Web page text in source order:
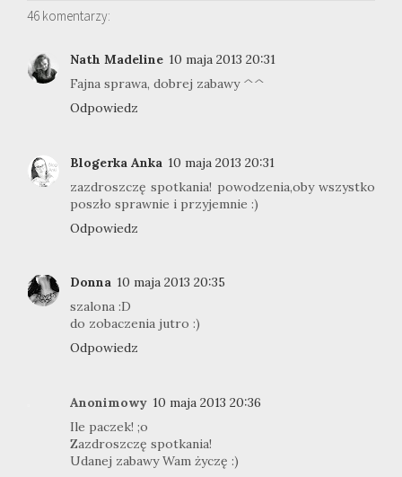
46 komentarzy:
Nath Madeline 10 maja 2013 20:31
Fajna sprawa, dobrej zabawy ^^
Odpowiedz
Blogerka Anka 10 maja 2013 20:31
zazdroszczę spotkania! powodzenia,oby wszystko
poszło sprawnie i przyjemnie :)
Odpowiedz
Donna 10 maja 2013 20:35
szalona :D
do zobaczenia jutro :)
Odpowiedz
Anonimowy 10 maja 2013 20:36
Ile paczek! ;o
Zazdroszczę spotkania!
Udanej zabawy Wam życzę :)